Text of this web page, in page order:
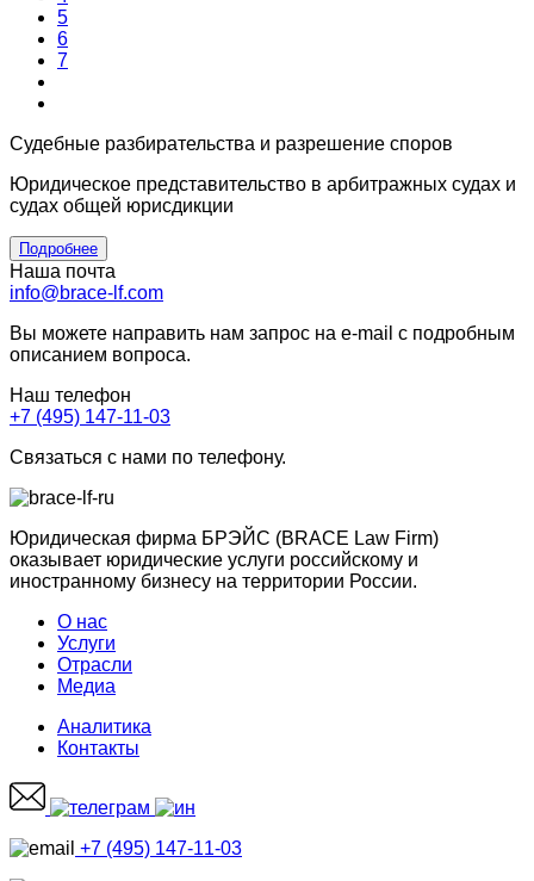
5
6
7
Судебные разбирательства и разрешение споров
Юридическое представительство в арбитражных судах и
судах общей юрисдикции
Подробнее
Наша почта
info@brace-lf.com
Вы можете направить нам запрос на e-mail с подробным
описанием вопроса.
Наш телефон
+7 (495) 147-11-03
Связаться с нами по телефону.
Юридическая фирма БРЭЙС (BRACE Law Firm)
оказывает юридические услуги российскому и
иностранному бизнесу на территории России.
О нас
Услуги
Отрасли
Медиа
Аналитика
Контакты
+7 (495) 147-11-03